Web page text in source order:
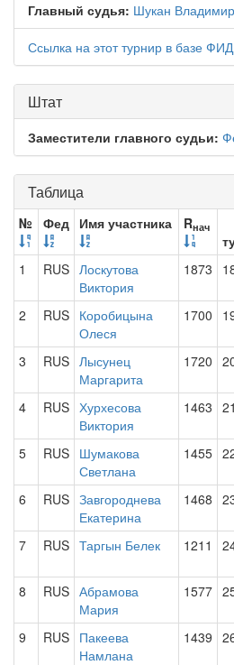
Главный судья: Шукан
Ссылка на этот турнир в базе
Штат
Заместители главного судьи:
Таблица
№ Фед Имя участника Rнач
1
RUS Лоскутова
Виктория
1873
2 RUS Коробицына
Олеся
1700
3 RUS Лысунец
Маргарита
1720
4 RUS Хурхесова
Виктория
1463
5 RUS Шумакова
Светлана
1455
6 RUS Завгороднева
Екатерина
1468
7 RUS Таргын Белек 1211
8 RUS Абрамова
Мария
1577
9 RUS Пакеева
Намлана
1439